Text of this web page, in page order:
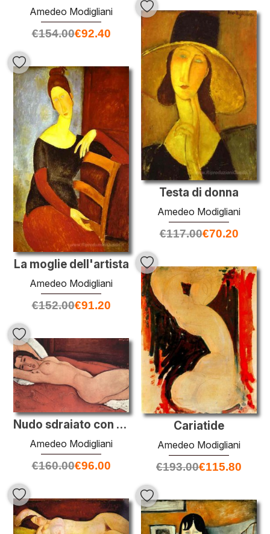
Amedeo Modigliani
€154.00€92.40
Testa di donna
Amedeo Modigliani
€117.00€70.20
La moglie dell'artista
Amedeo Modigliani
€152.00€91.20
Cariatide
Amedeo Modigliani
€193.00€115.80
Nudo sdraiato con le braccia piegate dietro la testa
Amedeo Modigliani
€160.00€96.00